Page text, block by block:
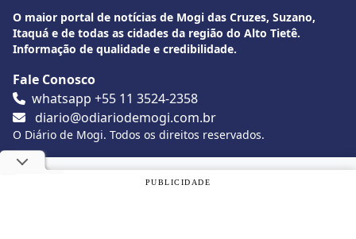
O maior portal de notícias de Mogi das Cruzes, Suzano,
Itaquá e de todas as cidades da região do Alto Tietê.
Informação de qualidade e credibilidade.
Fale Conosco
whatsapp +55 11 3524-2358
diario@odiariodemogi.com.br
O Diário de Mogi. Todos os direitos reservados.
Siga O Diário nas redes sociais
Utilizamos cookies, de acordo com a nossa
PUBLICIDADE